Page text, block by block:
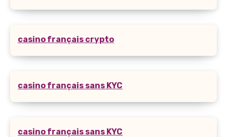
casino français crypto
casino français sans KYC
casino français sans KYC